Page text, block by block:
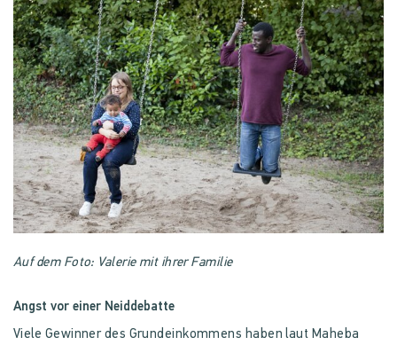
Auf dem Foto: Valerie mit ihrer Familie
Angst vor einer Neiddebatte
Viele Gewinner des Grundeinkommens haben laut Maheba